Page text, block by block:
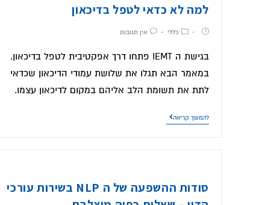
למה לא כדאי לטפל בדיכאון
כללי אין תגובות
בגישת ה IEMT פתחו דרך אפקטיבית לטפל בדיכאון.
במאמר הבא תגלו את שלושת עמודי הדיכאון שכדאי
לתת את תשומת הלב אליהם במקום לדיכאון עצמו.
להמשך קריאה
סודות ההשפעה של ה NLP בשירות עורכי